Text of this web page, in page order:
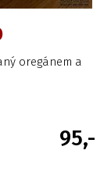
oregánem a
95,-